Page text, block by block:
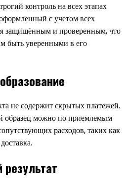
контроль на всех этапах
с учетом всех
защищённым и проверенным, что
быть уверенными в его
не содержит скрытых платежей.
образец можно по приемлемым
расходов, таких как